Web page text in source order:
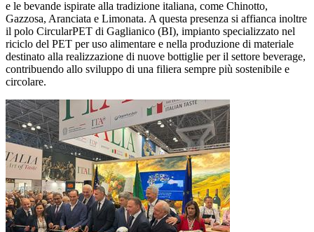
e le bevande ispirate alla tradizione italiana, come Chinotto,
Gazzosa, Aranciata e Limonata. A questa presenza si affianca inoltre
il polo CircularPET di Gaglianico (BI), impianto specializzato nel
riciclo del PET per uso alimentare e nella produzione di materiale
destinato alla realizzazione di nuove bottiglie per il settore beverage,
contribuendo allo sviluppo di una filiera sempre più sostenibile e
circolare.